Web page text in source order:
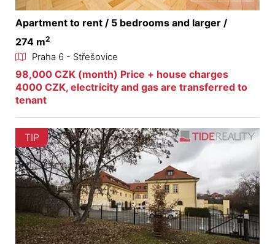
Apartment to rent / 5 bedrooms and larger /
274 m2
Praha 6 - Střešovice
98,000 CZK (month) Price + house charges
4000 CZK, electricity and gas are transferred to
tenant
TIP